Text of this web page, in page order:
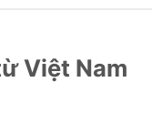
Việt Nam